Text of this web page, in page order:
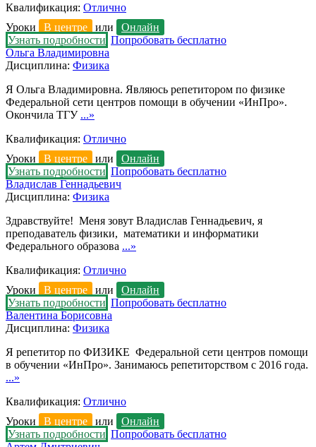
Квалификация: Отлично
Уроки
В центре или
Онлайн
Узнать подробности Попробовать бесплатно
Ольга Владимировна
Дисциплина: Физика
Я Ольга Владимировна. Являюсь репетитором по физике
Федеральной сети центров помощи в обучении «ИнПро».
Окончила ТГУ ...»
Квалификация: Отлично
Уроки
В центре или
Онлайн
Узнать подробности Попробовать бесплатно
Владислав Геннадьевич
Дисциплина: Физика
Здравствуйте! Меня зовут Владислав Геннадьевич, я
преподаватель физики, математики и информатики
Федерального образова ...»
Квалификация: Отлично
Уроки
В центре или
Онлайн
Узнать подробности Попробовать бесплатно
Валентина Борисовна
Дисциплина: Физика
Я репетитор по ФИЗИКЕ Федеральной сети центров помощи
в обучении «ИнПро». Занимаюсь репетиторством с 2016 года.
...»
Квалификация: Отлично
Уроки
В центре или
Онлайн
Узнать подробности Попробовать бесплатно